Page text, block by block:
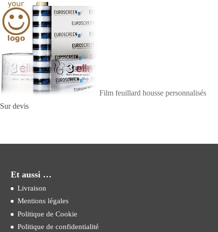
Film feuillard housse personnalisés
Sur devis
Et aussi …
Livraison
Mentions légales
Politique de Cookie
Politique de confidentialité